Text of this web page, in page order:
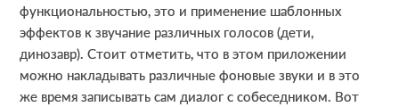
функциональностью, это и применение шаблонных
эффектов к звучание различных голосов (дети,
динозавр). Стоит отметить, что в этом приложении
можно накладывать различные фоновые звуки и в это
же время записывать сам диалог с собеседником. Вот